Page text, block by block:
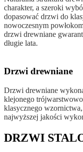
charakter, a szeroki
dopasować drzwi do
nowoczesnym
drzwi drewniane
długie lata.
Drzwi drewniane
Drzwi drewniane
klejonego
klasycznego
najwyższej jakości
DRZWI